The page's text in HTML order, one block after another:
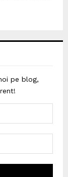
pe blog,